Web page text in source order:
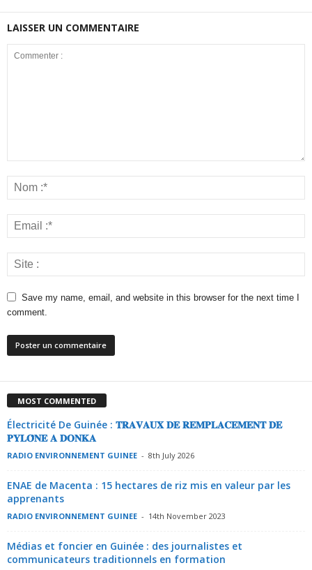
LAISSER UN COMMENTAIRE
Save my name, email, and website in this browser for the next time I
comment.
MOST COMMENTED
Électricité De Guinée : 𝐓𝐑𝐀𝐕𝐀𝐔𝐗 𝐃𝐄 𝐑𝐄𝐌𝐏𝐋𝐀𝐂𝐄𝐌𝐄𝐍𝐓 𝐃𝐄
𝐏𝐘𝐋𝐎̂𝐍𝐄 𝐀 𝐃𝐎𝐍𝐊𝐀
RADIO ENVIRONNEMENT GUINEE - 8th July 2026
ENAE de Macenta : 15 hectares de riz mis en valeur par les
apprenants
RADIO ENVIRONNEMENT GUINEE - 14th November 2023
Médias et foncier en Guinée : des journalistes et
communicateurs traditionnels en formation